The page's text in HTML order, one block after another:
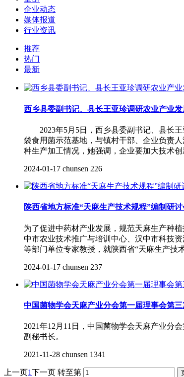
企业动态
媒体报道
行业资讯
推荐
热门
最新
西乡县委副书记、县长王亚珍调研农业产业
2023年5月5日，西乡县委副书记、县长王
袋食用菌示范基地，与镇村干部、企业负责
种生产加工情况，她强调，企业要加大技术
2024-01-17 chunsen 226
陕西省地方标准“天麻生产技术规程”编制研
为了促进中药材产业发展，规范天麻生产种
中市农业技术推广与培训中心、汉中市科技
等部门单位专家教授，就陕西省“天麻生产技
2024-01-17 chunsen 237
中国菌物学会天麻产业分会第一届理事会第
2021年12月11日，中国菌物学会天麻产业分
副秘书长。
2021-11-28 chunsen 1341
上一页1下一页 转至第